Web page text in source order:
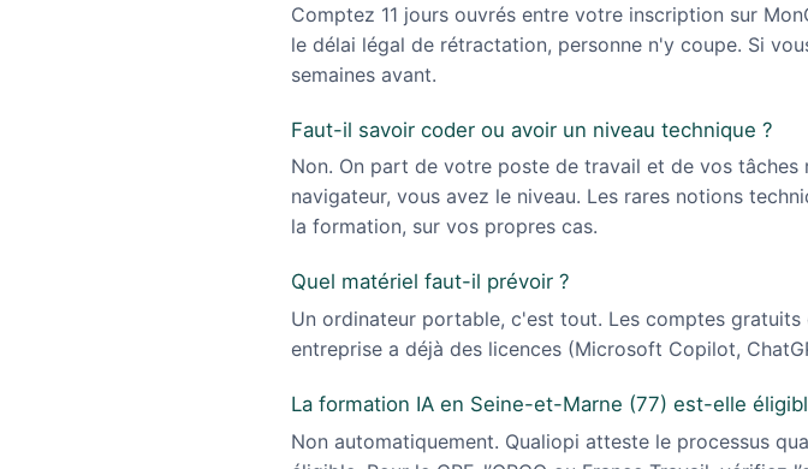
Comptez 11 jours ouvrés entre votre inscription sur
le délai légal de rétractation, personne n'y coupe. Si
semaines avant.
Faut-il savoir coder ou avoir un niveau technique ?
Non. On part de votre poste de travail et de vos tâches
navigateur, vous avez le niveau. Les rares notions
la formation, sur vos propres cas.
Quel matériel faut-il prévoir ?
Un ordinateur portable, c'est tout. Les comptes
entreprise a déjà des licences (Microsoft Copilot,
La formation IA en Seine-et-Marne (77) est-elle
Non automatiquement. Qualiopi atteste le processus